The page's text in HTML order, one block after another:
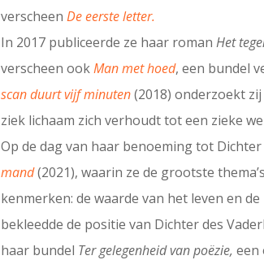
verscheenDe eerste letter.
In 2017 publiceerde ze haar romanHet
verscheen ookMan met hoed, een bundel
scan duurt vijf minuten (2018) onderzoekt
ziek lichaam zich verhoudt tot een zieke
Op de dag van haar benoeming tot
mand(2021), waarin ze de grootste
kenmerken: de waarde van het leven en
bekleedde de positie van Dichter des
haar bundel Ter gelegenheid van poëzie,een